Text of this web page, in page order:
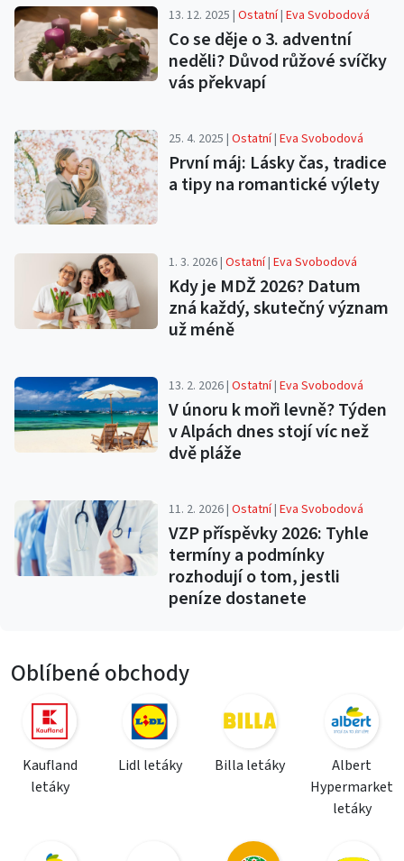
13. 12. 2025 |Ostatní|Eva Svobodová
Co se děje o 3. adventní
neděli? Důvod růžové svíčky
vás překvapí
25. 4. 2025 |Ostatní|Eva Svobodová
První máj: Lásky čas, tradice
a tipy na romantické výlety
1. 3. 2026 |Ostatní|Eva Svobodová
Kdy je MDŽ 2026? Datum
zná každý, skutečný význam
už méně
13. 2. 2026 |Ostatní|Eva Svobodová
V únoru k moři levně? Týden
v Alpách dnes stojí víc než
dvě pláže
11. 2. 2026 |Ostatní|Eva Svobodová
VZP příspěvky 2026: Tyhle
termíny a podmínky
rozhodují o tom, jestli
peníze dostanete
Oblíbené obchody
Kaufland
letáky
Lidl letáky Billa letáky
Albert
Hypermarket
letáky